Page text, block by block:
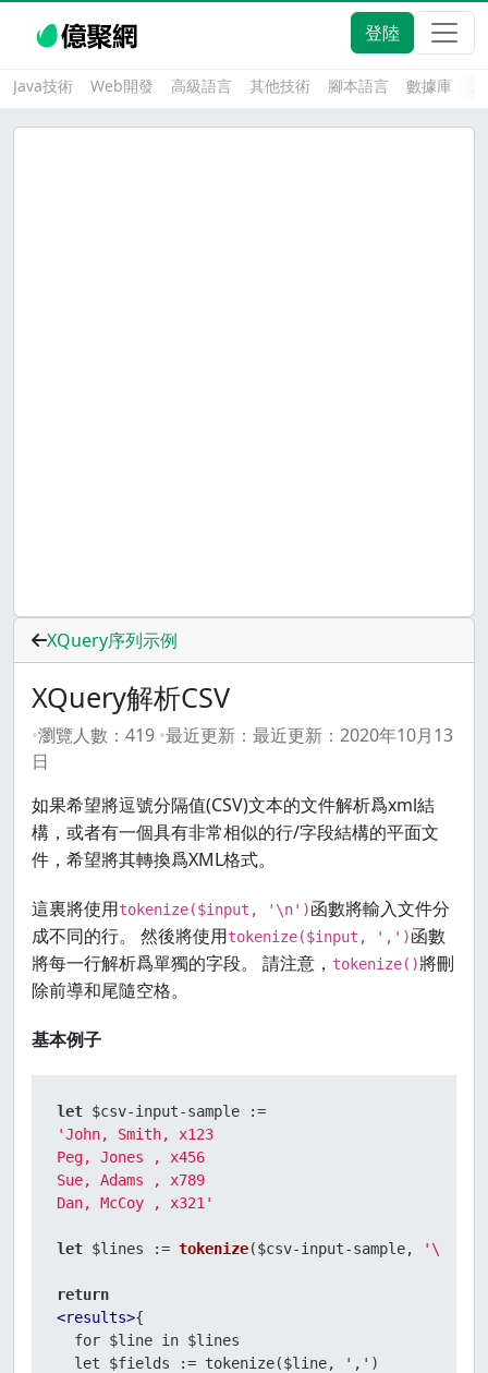
登陸
Java技術 Web開發 高級語言 其他技術 腳本語言 數據庫
XQuery序列示例
XQuery解析CSV
瀏覽人數： 419 最近更新： 最近更新： 2020年10月13
日
如果希望將逗號分隔值(CSV)文本的文件解析爲xml結
構，或者有一個具有非常相似的行/字段結構的平面文
件，希望將其轉換爲XML格式。
這裏將使用tokenize($input, '\n')函數將輸入文件分
成不同的行。 然後將使用tokenize($input, ',')函數
將每一行解析爲單獨的字段。 請注意， tokenize()將刪
除前導和尾隨空格。
基本例子
let
'John, Smith, x123
Peg, Jones , x456
Sue, Adams , x789
Dan, McCoy , x321'
let $lines := tokenize($csv-input-sample, '\n'
return
<results>{
  for $line in $lines
  let $fields := tokenize($line, ',')